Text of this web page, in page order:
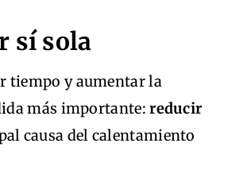
sí sola
tiempo y aumentar la
más importante:reducir
causa del calentamiento